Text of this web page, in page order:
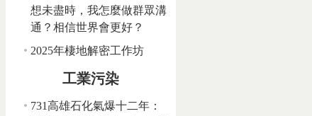
想未盡時，我怎麼做群眾溝
通？相信世界會更好？
2025年棲地解密工作坊
工業污染
731高雄石化氣爆十二年：